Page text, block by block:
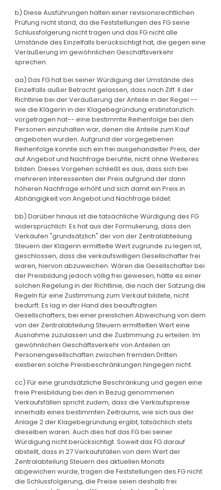
b) Diese Ausführungen halten einer revisionsrechtlichen
Prüfung nicht stand, da die Feststellungen des FG seine
Schlussfolgerung nicht tragen und das FG nicht alle
Umstände des Einzelfalls berücksichtigt hat, die gegen eine
Veräußerung im gewöhnlichen Geschäftsverkehr
sprechen.
aa) Das FG hat bei seiner Würdigung der Umstände des
Einzelfalls außer Betracht gelassen, dass nach Ziff. II der
Richtlinie bei der Veräußerung der Anteile in der Regel --
wie die Klägerin in der Klagebegründung erstinstanzlich
vorgetragen hat-- eine bestimmte Reihenfolge bei den
Personen einzuhalten war, denen die Anteile zum Kauf
angeboten wurden. Aufgrund der vorgegebenen
Reihenfolge konnte sich ein frei ausgehandelter Preis, der
auf Angebot und Nachfrage beruhte, nicht ohne Weiteres
bilden. Dieses Vorgehen schließt es aus, dass sich bei
mehreren Interessenten der Preis aufgrund der dann
höheren Nachfrage erhöht und sich damit ein Preis in
Abhängigkeit von Angebot und Nachfrage bildet.
bb) Darüber hinaus ist die tatsächliche Würdigung des FG
widersprüchlich. Es hat aus der Formulierung, dass den
Verkäufen "grundsätzlich" der von der Zentralabteilung
Steuern der Klägerin ermittelte Wert zugrunde zu legen ist,
geschlossen, dass die verkaufswilligen Gesellschafter frei
waren, hiervon abzuweichen. Wären die Gesellschafter bei
der Preisbildung jedoch völlig frei gewesen, hätte es einer
solchen Regelung in der Richtlinie, die nach der Satzung die
Regeln für eine Zustimmung zum Verkauf bildete, nicht
bedurft. Es lag in der Hand des beauftragten
Gesellschafters, bei einer preislichen Abweichung von dem
von der Zentralabteilung Steuern ermittelten Wert eine
Ausnahme zuzulassen und die Zustimmung zu erteilen. Im
gewöhnlichen Geschäftsverkehr von Anteilen an
Personengesellschaften zwischen fremden Dritten
existieren solche Preisbeschränkungen hingegen nicht.
cc) Für eine grundsätzliche Beschränkung und gegen eine
freie Preisbildung bei den in Bezug genommenen
Verkaufsfällen spricht zudem, dass die Verkaufspreise
innerhalb eines bestimmten Zeitraums, wie sich aus der
Anlage 2 der Klagebegründung ergibt, tatsächlich stets
dieselben waren. Auch dies hat das FG bei seiner
Würdigung nicht berücksichtigt. Soweit das FG darauf
abstellt, dass in 27 Verkaufsfällen von dem Wert der
Zentralabteilung Steuern des aktuellen Monats
abgewichen wurde, tragen die Feststellungen des FG nicht
die Schlussfolgerung, die Preise seien deshalb frei